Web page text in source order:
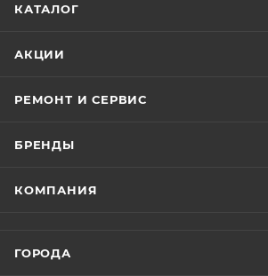
- багажник.
КАТАЛОГ
АКЦИИ
РЕМОНТ И СЕРВИС
БРЕНДЫ
КОМПАНИЯ
ГОРОДА